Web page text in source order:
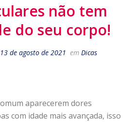
não tem
do seu corpo!
13 de agosto de 2021 em Dicas
aparecerem dores
com idade mais avançada, isso